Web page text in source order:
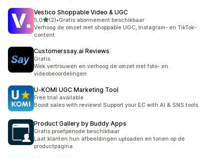
Vestico Shoppable Video & UGC
5,0van 5 sterren
(2)
2 recensies in totaal
•Gratis abonnement beschikbaar
Verhoog de omzet met shoppable UGC, Instagram- en TikTok-
content
Customerssay.ai Reviews
Gratis
Wek vertrouwen en verhoog de omzet met foto- en
videobeoordelingen
U‑KOMI UGC Marketing Tool
Free trial available
Boost sales with reviews! Support your EC with AI & SNS tools
Product Gallery by Buddy Apps
Gratis proefperiode beschikbaar
Laat klanten hun afbeeldingen uploaden en tonen op de
productpagina